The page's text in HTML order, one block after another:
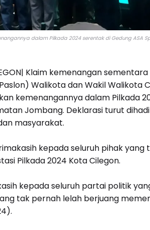
dalam Pilkada 2024 serentak di Gedung ASA
Klaim kemenangan
Walikota dan Wakil Walikota
kemenangannya dalam Pilkada
Jombang. Deklarasi turut
masyarakat.
kepada seluruh pihak yang
Pilkada 2024 Kota Cilegon.
kepada seluruh partai politik
tak pernah lelah berjuang